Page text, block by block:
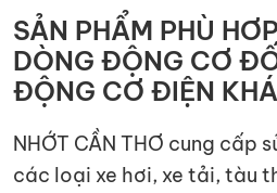
SẢN PHẨM PHÙ
DÒNG ĐỘNG CƠ
ĐỘNG CƠ ĐIỆN
NHỚT CẦN THƠ cung cấp
các loại xe hơi, xe tải, tàu